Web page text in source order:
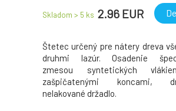
Skladom > 5 ks 2.96 EUR
Štetec určený pre nátery dreva
druhmi lazúr. Osadenie
zmesou syntetických
zašpičatenými koncami,
nelakované držadlo.